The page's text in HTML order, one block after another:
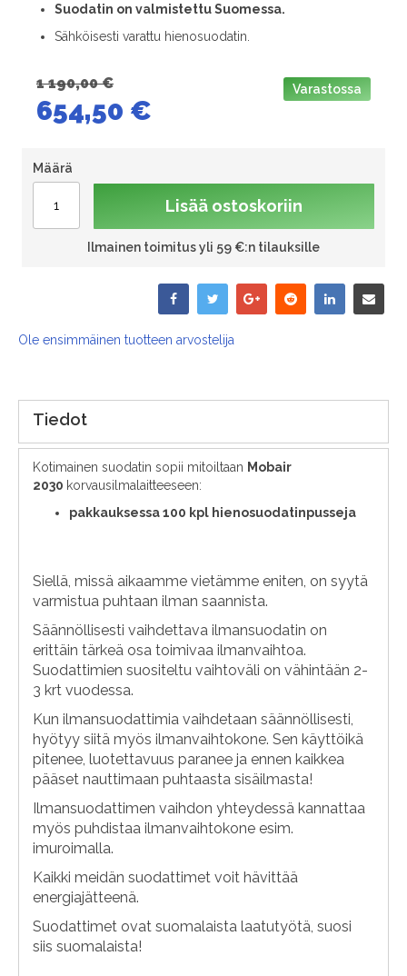
Suodatin on valmistettu Suomessa.
Sähköisesti varattu hienosuodatin.
654,50 €
1 190,00 € Varastossa
Määrä
Lisää ostoskoriin
Ilmainen toimitus yli 59 €:n tilauksille
Ole ensimmäinen tuotteen arvostelija
Tiedot
Kotimainen suodatin sopii mitoiltaan Mobair
2030 korvausilmalaitteeseen:
pakkauksessa 100 kpl hienosuodatinpusseja
Siellä, missä aikaamme vietämme eniten, on syytä
varmistua puhtaan ilman saannista.
Säännöllisesti vaihdettava ilmansuodatin on
erittäin tärkeä osa toimivaa ilmanvaihtoa.
Suodattimien suositeltu vaihtoväli on vähintään 2-
3 krt vuodessa.
Kun ilmansuodattimia vaihdetaan säännöllisesti,
hyötyy siitä myös ilmanvaihtokone. Sen käyttöikä
pitenee, luotettavuus paranee ja ennen kaikkea
pääset nauttimaan puhtaasta sisäilmasta!
Ilmansuodattimen vaihdon yhteydessä kannattaa
myös puhdistaa ilmanvaihtokone esim.
imuroimalla.
Kaikki meidän suodattimet voit hävittää
energiajätteenä.
Suodattimet ovat suomalaista laatutyötä, suosi
siis suomalaista!